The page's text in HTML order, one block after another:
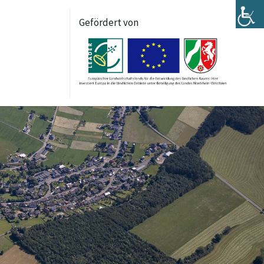
Gefördert von